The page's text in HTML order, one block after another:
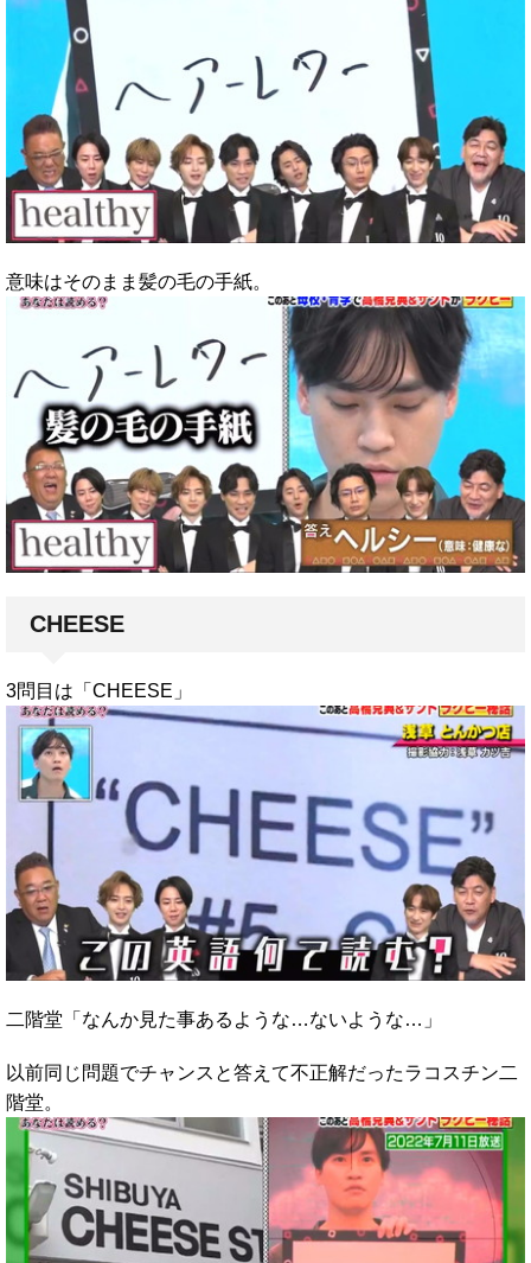
意味はそのまま髪の毛の手紙。
CHEESE
3問目は「CHEESE」
二階堂「なんか見た事あるような…ないような…」
以前同じ問題でチャンスと答えて不正解だったラコスチン二
階堂。